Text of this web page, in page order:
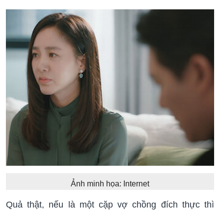
Ảnh minh họa: Internet
Quả thật, nếu là một cặp vợ chồng đích thực thì